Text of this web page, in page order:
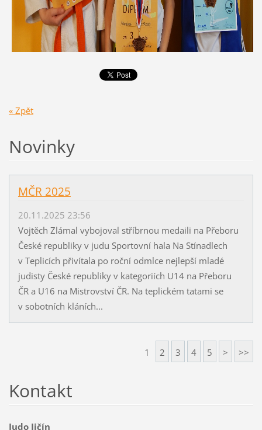
« Zpět
Novinky
MČR 2025
20.11.2025 23:56
Vojtěch Zlámal vybojoval stříbrnou medaili na Přeboru
České republiky v judu Sportovní hala Na Stínadlech
v Teplicích přivítala po roční odmlce nejlepší mladé
judisty České republiky v kategoriích U14 na Přeboru
ČR a U16 na Mistrovství ČR. Na teplickém tatami se
v sobotních kláních...
1 2 3 4 5 > >>
Kontakt
Judo Jičín